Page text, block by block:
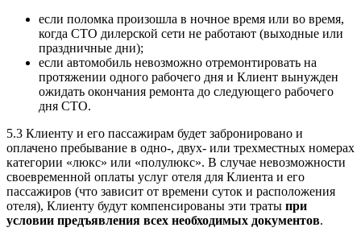
если поломка произошла в ночное время или во время,
когда СТО дилерской сети не работают (выходные или
праздничные дни);
если автомобиль невозможно отремонтировать на
протяжении одного рабочего дня и Клиент вынужден
ожидать окончания ремонта до следующего рабочего
дня СТО.
5.3 Клиенту и его пассажирам будет забронировано и
оплачено пребывание в одно-, двух- или трехместных номерах
категории «люкс» или «полулюкс». В случае невозможности
своевременной оплаты услуг отеля для Клиента и его
пассажиров (что зависит от времени суток и расположения
отеля), Клиенту будут компенсированы эти траты при
условии предъявления всех необходимых документов.